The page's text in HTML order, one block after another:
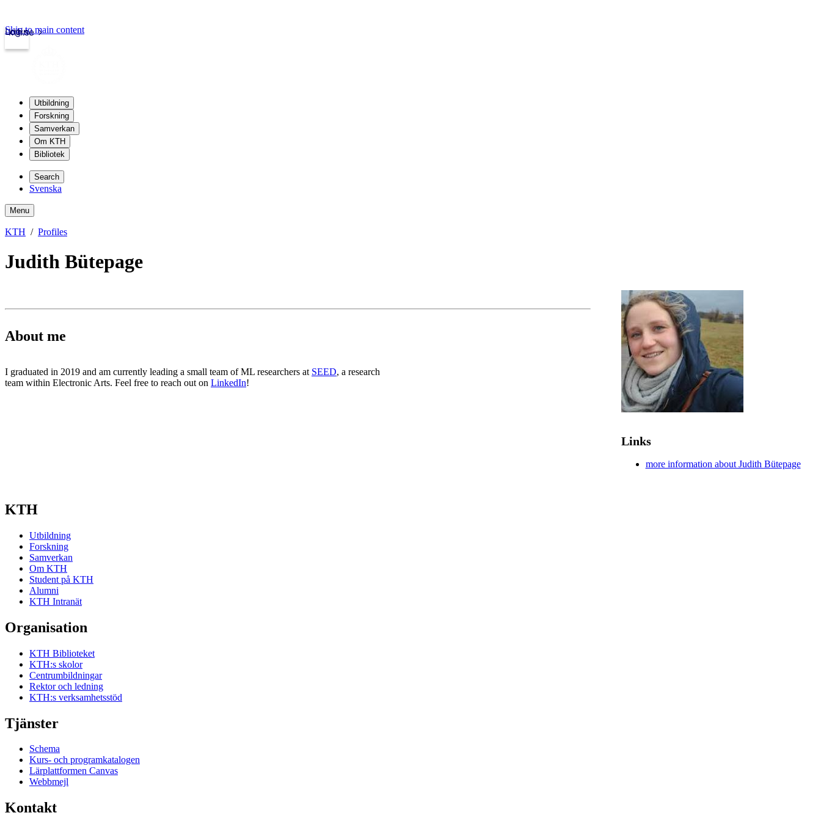
kth.se
Login
Skip to main content
Utbildning
Forskning
Samverkan
Om KTH
Bibliotek
Search
Svenska
Menu
KTH Profiles
Judith Bütepage
About me
I graduated in 2019 and am currently leading a small team of ML researchers at SEED, a research
team within Electronic Arts. Feel free to reach out on LinkedIn!
Links
more information about Judith Bütepage
KTH
Utbildning
Forskning
Samverkan
Om KTH
Student på KTH
Alumni
KTH Intranät
Organisation
KTH Biblioteket
KTH:s skolor
Centrumbildningar
Rektor och ledning
KTH:s verksamhetsstöd
Tjänster
Schema
Kurs- och programkatalogen
Lärplattformen Canvas
Webbmejl
Kontakt